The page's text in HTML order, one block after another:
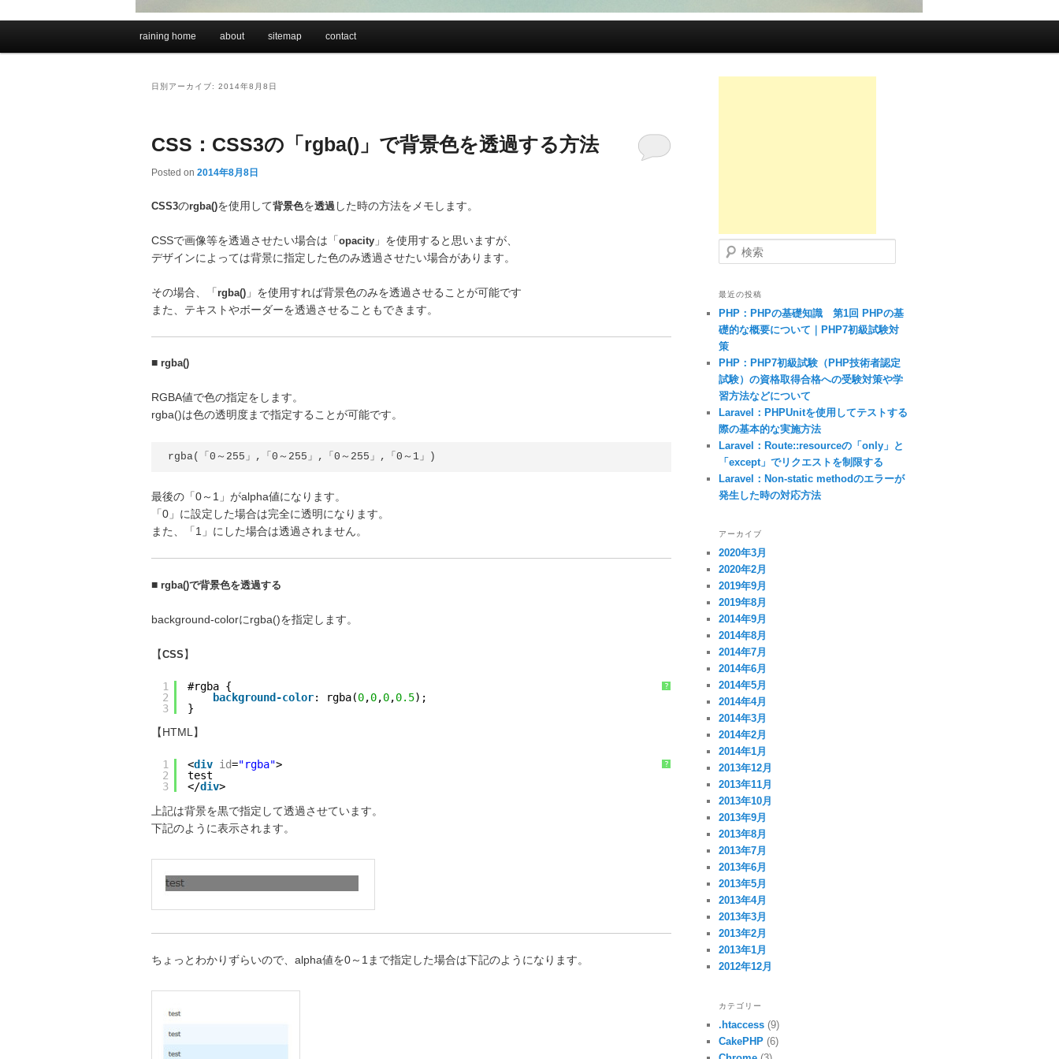
メインメニュー
メインコンテンツへ移動
サブコンテンツへ移動
raining home about sitemap contact
日別アーカイブ: 2014年8月8日
CSS：CSS3の「rgba()」で背景色を透過する方法
Posted on 2014年8月8日
CSS3のrgba()を使用して背景色を透過 した時の方法をメモします。
CSSで画像等を透過させたい場合は「 opacity 」を使用すると思いますが、
デザインによっては背景に指定した色のみ透過させたい場合があります。
その場合、「 rgba() 」を使用すれば背景色のみを透過させることが可能です
また、テキストやボーダーを透過させることもできます。
■ rgba()
RGBA値で色の指定をします。
rgba()は色の透明度まで指定することが可能です。
rgba(「0～255」,「0～255」,「0～255」,「0～1」)
最後の「0～1」がalpha値になります。
「0」に設定した場合は完全に透明になります。
また、「1」にした場合は透過されません。
■ rgba()で背景色を透過する
background-colorにrgba()を指定します。
【CSS 】
?
1
2
3
#rgba {
background-color: rgba(0,0,0,0.5);
}
【HTML】
?
1
2
3
<div id="rgba">
test
</div>
上記は背景を黒で指定して透過させています。
下記のように表示されます。
ちょっとわかりずらいので、alpha値を0～1まで指定した場合は下記のようになります。
検索
最近の投稿
PHP：PHPの基礎知識 第1回 PHPの基
礎的な概要について｜PHP7初級試験対
策
PHP：PHP7初級試験（PHP技術者認定
試験）の資格取得合格への受験対策や学
習方法などについて
Laravel：PHPUnitを使用してテストする
際の基本的な実施方法
Laravel：Route::resourceの「only」と
「except」でリクエストを制限する
Laravel：Non-static methodのエラーが
発生した時の対応方法
アーカイブ
2020年3月
2020年2月
2019年9月
2019年8月
2014年9月
2014年8月
2014年7月
2014年6月
2014年5月
2014年4月
2014年3月
2014年2月
2014年1月
2013年12月
2013年11月
2013年10月
2013年9月
2013年8月
2013年7月
2013年6月
2013年5月
2013年4月
2013年3月
2013年2月
2013年1月
2012年12月
カテゴリー
.htaccess (9)
CakePHP (6)